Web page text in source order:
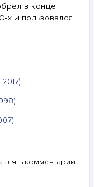
в конце
и пользовался
комментарии